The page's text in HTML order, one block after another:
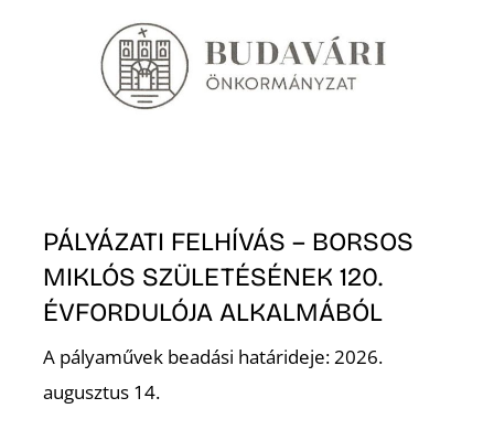
PÁLYÁZATI FELHÍVÁS – BORSOS
MIKLÓS SZÜLETÉSÉNEK 120.
ÉVFORDULÓJA ALKALMÁBÓL
A pályaművek beadási határideje: 2026.
augusztus 14.